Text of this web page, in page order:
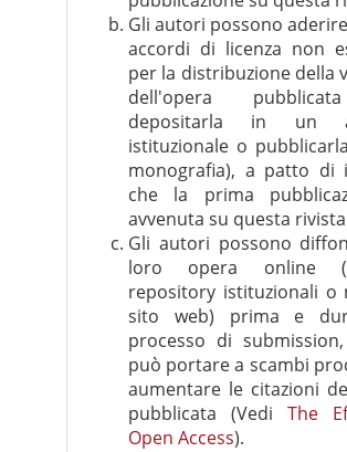
Gli autori possono
accordi di licenza non
per la distribuzione della
dell'opera
depositarla in un
istituzionale o
monografia), a patto di
che la prima
avvenuta su questa
Gli autori possono
loro opera online
repository istituzionali o
sito web) prima e
processo di
può portare a scambi
aumentare le citazioni
pubblicata (Vedi The
Open Access).